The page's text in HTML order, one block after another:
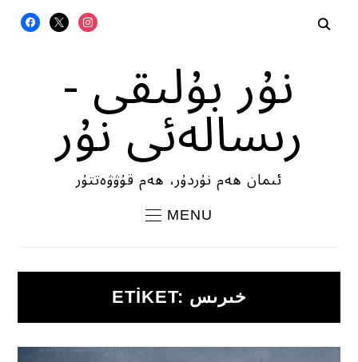
FACEBOOK
X INSTAGRAM
نۇر بۇلىقى -
رىسالەئى نۇر
ئىمان ھەم نۇردۇر، ھەم قۇۋۋەتتۇر
MENU
ETIKET: خىرىس